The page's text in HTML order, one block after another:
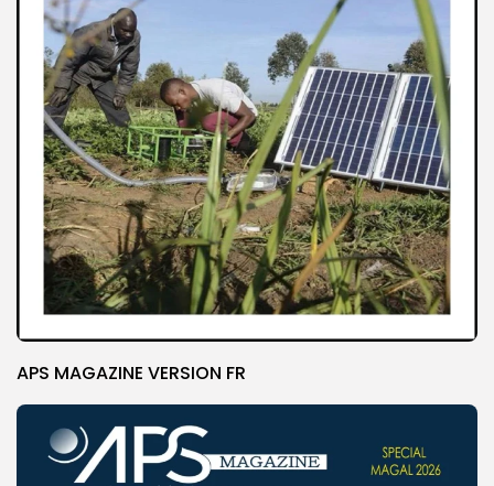
APS MAGAZINE VERSION FR